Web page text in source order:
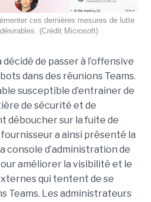
ces dernières mesures de lutte
(Crédit Microsoft)
décidé de passer à l’offensive
dans des réunions Teams.
susceptible d’entrainer de
de sécurité et de
déboucher sur la fuite de
a ainsi présenté la
console d’administration de
améliorer la visibilité et le
qui tentent de se
Teams. Les administrateurs